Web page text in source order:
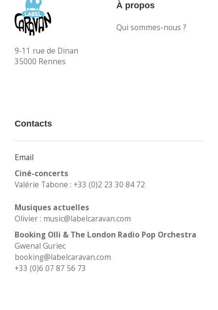
9-11 rue de Dinan
35000 Rennes
À propos
Qui sommes-nous ?
Contacts
Email
Ciné-concerts
Valérie Tabone : +33 (0)2 23 30 84 72
Musiques actuelles
Olivier : music@labelcaravan.com
Booking Olli & The London Radio Pop Orchestra
Gwenal Guriec
booking@labelcaravan.com
+33 (0)6 07 87 56 73